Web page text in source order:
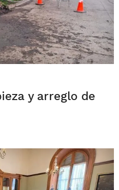
y arreglo de